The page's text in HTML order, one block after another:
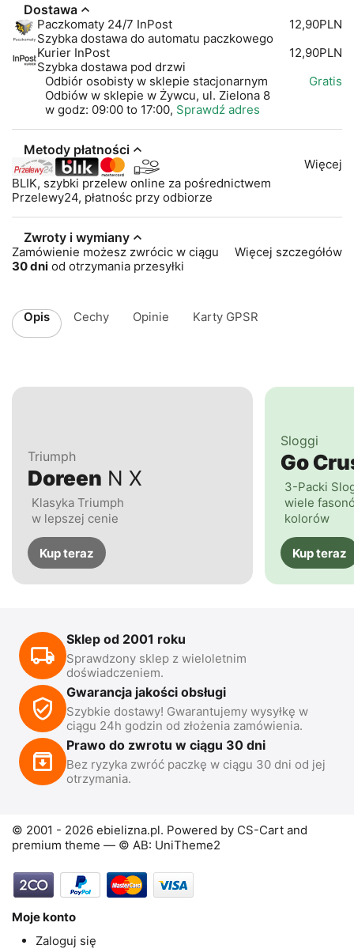
Dostawa
Paczkomaty 24/7 InPost
Szybka dostawa do automatu paczkowego
12,90PLN
Kurier InPost
Szybka dostawa pod drzwi
12,90PLN
Odbiór osobisty w sklepie stacjonarnym
Odbiów w sklepie w Żywcu, ul. Zielona 8
w godz: 09:00 to 17:00, Sprawdź adres
Gratis
Metody płatności
BLIK, szybki przelew online za pośrednictwem
Przelewy24, płatnośc przy odbiorze
Więcej
Zwroty i wymiany
Zamówienie możesz zwrócic w ciągu
30 dni od otrzymania przesyłki
Więcej szczegółów
Opis Cechy Opinie Karty GPSR
Triumph
Doreen N X
Klasyka Triumph
w lepszej cenie
Kup teraz
Sloggi
Go
3-Packi
wiele
kolorów
Kup teraz
Sklep od 2001 roku
Sprawdzony sklep z wieloletnim
doświadczeniem.
Gwarancja jakości obsługi
Szybkie dostawy! Gwarantujemy wysyłkę w
ciągu 24h godzin od złożenia zamówienia.
Prawo do zwrotu w ciągu 30 dni
Bez ryzyka zwróć paczkę w ciągu 30 dni od jej
otrzymania.
© 2001 - 2026 ebielizna.pl. Powered by CS-Cart and
premium theme — © AB: UniTheme2
Moje konto
Zaloguj się